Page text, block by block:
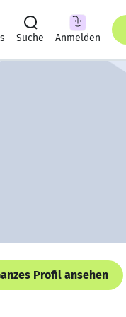
Suche Anmelden
Profil ansehen